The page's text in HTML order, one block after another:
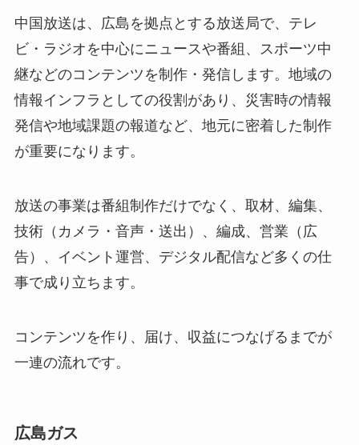
中国放送は、広島を拠点とする放送局で、テレ
ビ・ラジオを中心にニュースや番組、スポーツ中
継などのコンテンツを制作・発信します。地域の
情報インフラとしての役割があり、災害時の情報
発信や地域課題の報道など、地元に密着した制作
が重要になります。
放送の事業は番組制作だけでなく、取材、編集、
技術（カメラ・音声・送出）、編成、営業（広
告）、イベント運営、デジタル配信など多くの仕
事で成り立ちます。
コンテンツを作り、届け、収益につなげるまでが
一連の流れです。
広島ガス